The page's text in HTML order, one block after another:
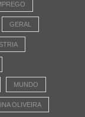
GERAL
MUNDO
OLIVEIRA